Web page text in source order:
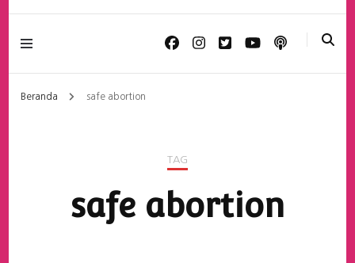
Yayasan Kesehatan
Perempuan
Beranda safe abortion
TAG
safe abortion